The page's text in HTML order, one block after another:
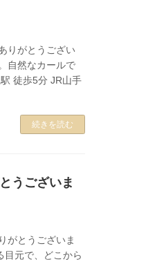
りがとうござい
自然なカールで
徒歩5分 JR山手
続きを読む
うございま
がとうございま
目元で、どこから